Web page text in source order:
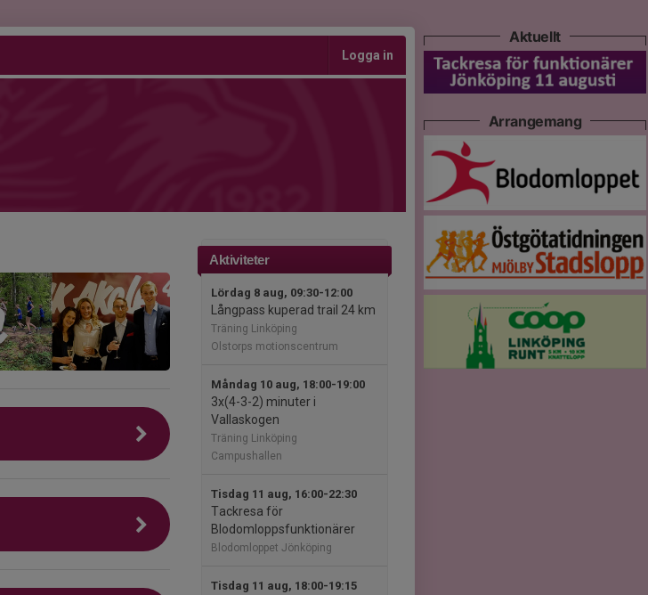
Logga in
Aktiviteter
Lördag 8 aug, 09:30-12:00
Långpass kuperad trail 24 km
Träning Linköping
Olstorps motionscentrum
Måndag 10 aug, 18:00-19:00
3x(4-3-2) minuter i
Vallaskogen
Träning Linköping
Campushallen
Tisdag 11 aug, 16:00-22:30
Tackresa för
Blodomloppsfunktionärer
Blodomloppet Jönköping
Tisdag 11 aug, 18:00-19:15
Aktuellt
Arrangemang